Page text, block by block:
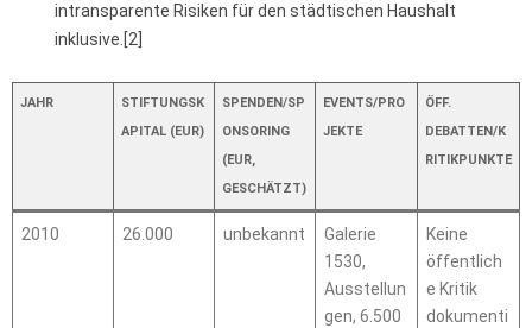
intransparente Risiken für den städtischen Haushalt
inklusive.[2]
JAHR
STIFTUNGSK
APITAL (EUR)
SPENDEN/SP
ONSORING
(EUR,
GESCHÄTZT)
EVENTS/PRO
JEKTE
ÖFF.
DEBATTEN/K
RITIKPUNKTE
2010 26.000 unbekannt
Galerie
1530,
Ausstellun
gen, 6.500
Keine
öffentlich
e Kritik
dokumenti